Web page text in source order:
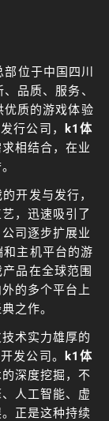
位于中国四川
品质、服务、
优质的游戏体验
行公司，
k1体
相结合，在业
开发与发行，
，迅速吸引了
司逐步扩展业
主机平台的游
产品在全球范围
的多个平台上
之作。
术实力雄厚的
发公司。
k1体
深度挖掘，不
人工智能、虚
正是这种持续